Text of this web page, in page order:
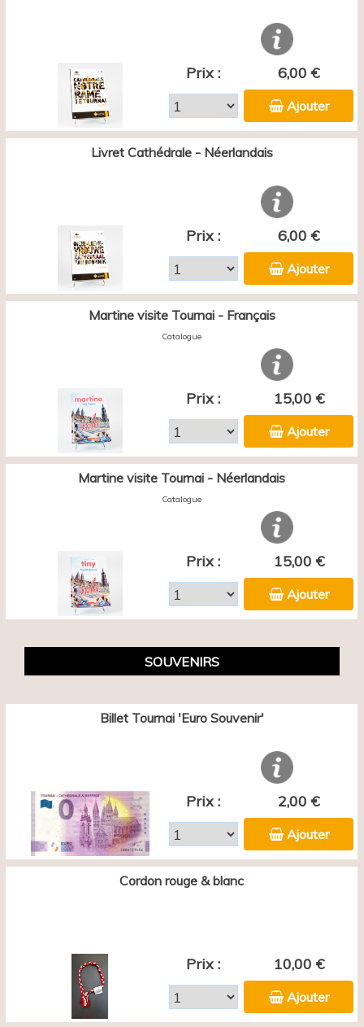
Prix : 6,00 €
Ajouter
Livret Cathédrale - Néerlandais
Prix : 6,00 €
Ajouter
Martine visite Tournai - Français
Catalogue
Prix : 15,00 €
Ajouter
Martine visite Tournai - Néerlandais
Catalogue
Prix : 15,00 €
Ajouter
SOUVENIRS
Billet Tournai 'Euro Souvenir'
Prix : 2,00 €
Ajouter
Cordon rouge & blanc
Prix : 10,00 €
Ajouter